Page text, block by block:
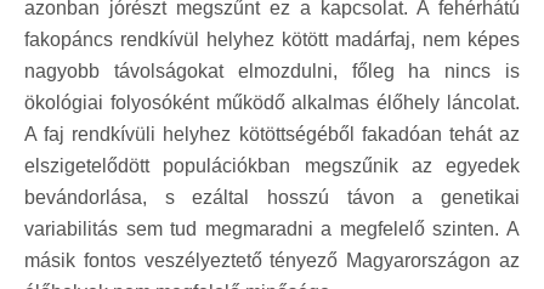
azonban jórészt megszűnt ez a kapcsolat. A fehérhátú
fakopáncs rendkívül helyhez kötött madárfaj, nem képes
nagyobb távolságokat elmozdulni, főleg ha nincs is
ökológiai folyosóként működő alkalmas élőhely láncolat.
A faj rendkívüli helyhez kötöttségéből fakadóan tehát az
elszigetelődött populációkban megszűnik az egyedek
bevándorlása, s ezáltal hosszú távon a genetikai
variabilitás sem tud megmaradni a megfelelő szinten. A
másik fontos veszélyeztető tényező Magyarországon az